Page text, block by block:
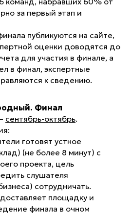
за первый этап и
публикуются на сайте,
оценки доводятся до
для участия в финале, а
в финал, экспертные
к сведению.
Финал
сентябрь-октябрь.
готовят устное
(не более 8 минут) с
проекта, цель
слушателя
сотрудничать.
площадку и
финала в очном